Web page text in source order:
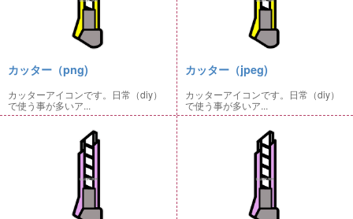
カッター（png)
カッターアイコンです。日常（diy）
で使う事が多いア...
カッター（jpeg)
カッターアイコンです。日常（diy）
で使う事が多いア...